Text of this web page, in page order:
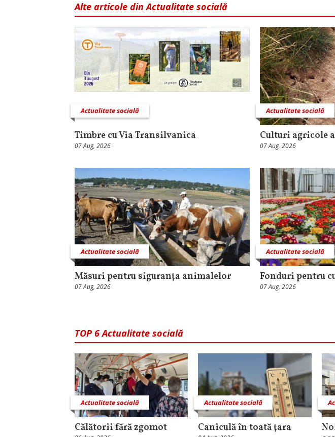
Alte articole din Actualitate socială
Actualitate socială
Timbre cu Via Transilvanica
07 Aug, 2026
Actualitate socială
Culturi agricole
07 Aug, 2026
Actualitate socială
Măsuri pentru siguranţa animalelor
07 Aug, 2026
Actualitate socială
Fonduri pentru
07 Aug, 2026
TOP 6 Actualitate socială
Actualitate socială
Călătorii fără zgomot
Actualitate socială
Caniculă în toată ţara